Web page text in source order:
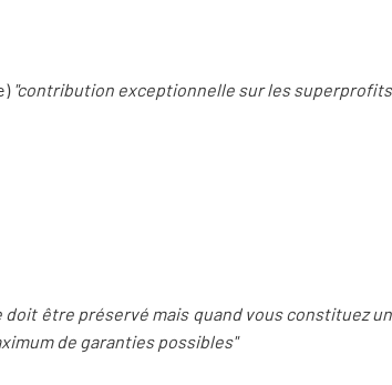
"contribution exceptionnelle sur les
être préservé mais quand vous constituez
de garanties possibles"